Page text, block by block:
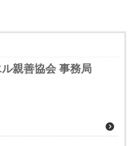
ル親善協会 事務局